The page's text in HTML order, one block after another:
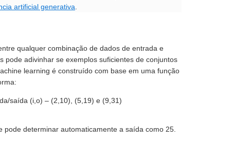
artificial generativa
qualquer combinação de dados de entrada e
adivinhar se exemplos suficientes de conjuntos
learning é construído com base em uma função
saída (i,o) – (2,10), (5,19) e (9,31)
determinar automaticamente a saída como 25.